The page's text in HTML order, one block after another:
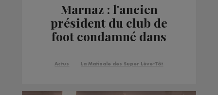
Marnaz : l'ancien
président du club de
foot condamné dans
noire
Actus La Matinale des Super Lève-Tôt